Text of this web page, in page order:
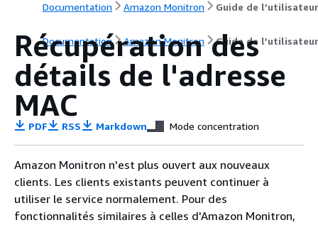
Documentation Amazon Monitron Guide de l’utilisateur
Documentation Amazon Monitron Guide de l’utilisateur
Récupération des
détails de l'adresse
MAC
PDF RSS Markdown Mode concentration
Amazon Monitron n'est plus ouvert aux nouveaux
clients. Les clients existants peuvent continuer à
utiliser le service normalement. Pour des
fonctionnalités similaires à celles d'Amazon Monitron,